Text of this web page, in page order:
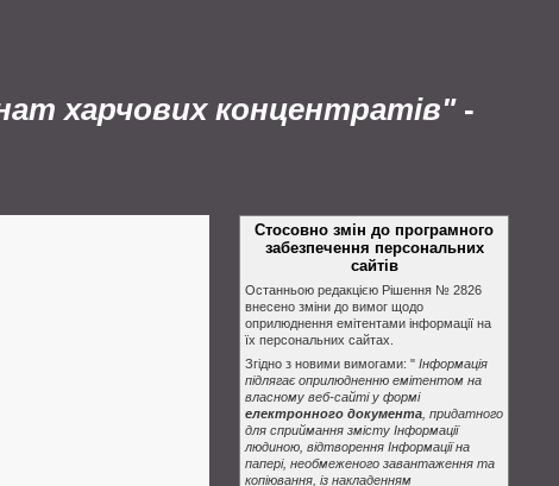
харчових концентратів"-
Стосовно змін до програмного
забезпечення персональних
сайтів
Останньою редакцією Рішення № 2826
внесено зміни до вимог щодо
оприлюднення емітентами інформації на
їх персональних сайтах.
Згідно з новими вимогами: " Інформація
підлягає оприлюдненню емітентом на
власному веб-сайті у формі
електронного документа , придатного
для сприймання змісту Інформації
людиною, відтворення Інформації на
папері, необмеженого завантаження та
копіювання, із накладенням